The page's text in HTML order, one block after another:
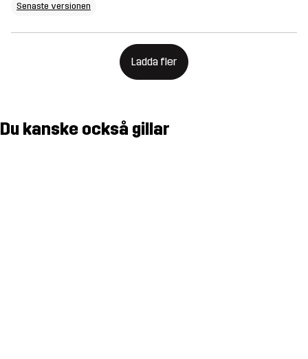
Senaste versionen
Ladda fler
Du kanske också gillar